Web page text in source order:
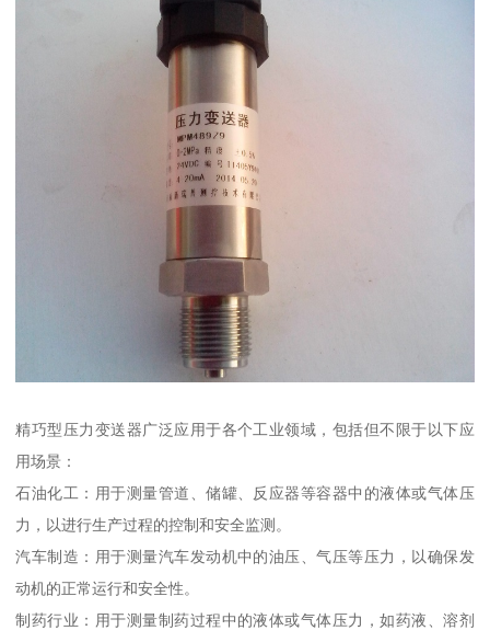
精巧型压力变送器广泛应用于各个工业领域，包括但不限于以下应
用场景：
石油化工：用于测量管道、储罐、反应器等容器中的液体或气体压
力，以进行生产过程的控制和安全监测。
汽车制造：用于测量汽车发动机中的油压、气压等压力，以确保发
动机的正常运行和安全性。
制药行业：用于测量制药过程中的液体或气体压力，如药液、溶剂